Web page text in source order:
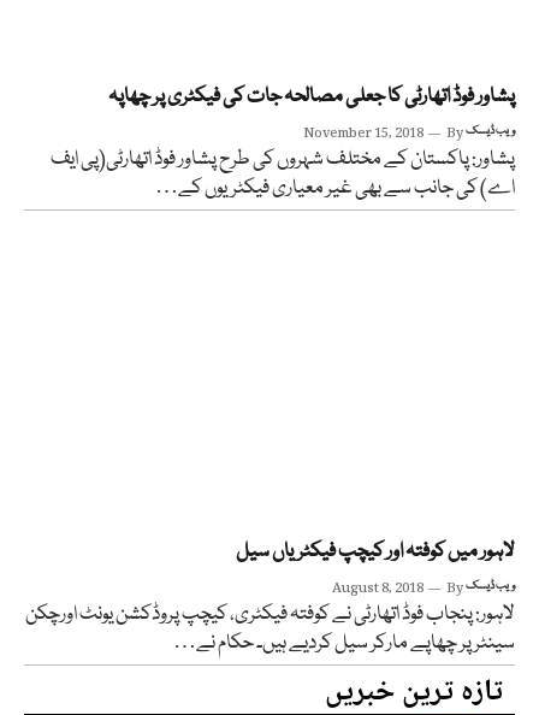
پشاور فوڈ اتھارٹی کا جعلی مصالحہ جات کی فیکٹری پر چھاپہ
November 15, 2018 Byویب ڈیسک
پشاور: پاکستان کے مختلف شہروں کی طرح پشاور فوڈ اتھارٹی(پی ایف
اے) کی جانب سے بھی غیر معیاری فیکٹریوں کے…
لاہور میں کوفتہ اور کیچپ فیکٹریاں سیل
August 8, 2018 Byویب ڈیسک
لاہور: پنجاب فوڈ اتھارٹی نے کوفتہ فیکٹری، کیچپ پروڈکشن یونٹ اورچکن
سینٹر پر چھاپے مارکر سیل کردیے ہیں۔ حکام نے…
تازہ ترین خبریں